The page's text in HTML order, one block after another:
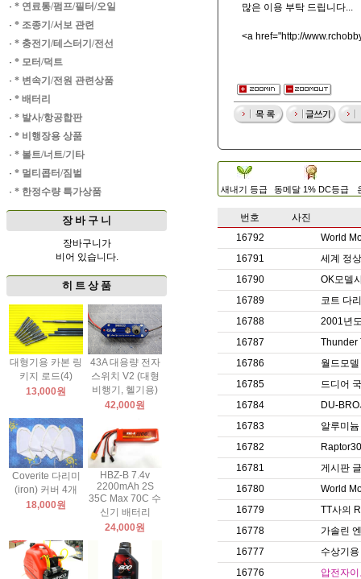
· * 연료통/펌프/필터/오일
· * 조종기/서보 관련
· * 충전기/테스터기/전선
· * 모터/덕트
· * 변속기/전원 관련상품
· * 배터리
· * 발사/항공합판
· * 비행장용 상품
· * 볼트/너트/기타
· * 멀티콥터/짐벌
· * 한정수량 특가상품
장 바 구 니
장바구니가
비어 있습니다.
히 트 상 품
대형기용 카본 링
키지 로드(4)
13,000원
43A 대용량 전자
스위치 V2 (대형
비행기, 헬기용)
42,000원
Coverite 다리미
(iron) 커버 4개
18,000원
HBZ-B 7.4v
2200mAh 2S
35C Max 70C 수
신기 배터리
24,000원
많은 이용 부탁 드립니다...
<a href="http://
새내기 등급 동메달 1% DC등급
번호
사진
16792
World
16791
세계 정
16790
OK모델
16789
코트 다
16788
2001년
16787
Thunder
16786
월드모
16785
드디어
16784
DU-
16783
알루미
16782
16781
게시판
16780
World
16779
TT사의
16778
가솔린
16777
수상기
16776
압전자